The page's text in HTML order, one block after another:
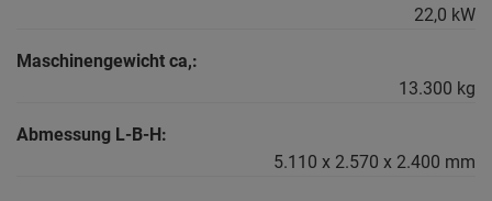
22,0 kW
Maschinengewicht ca,:
13.300 kg
Abmessung L-B-H:
5.110 x 2.570 x 2.400 mm